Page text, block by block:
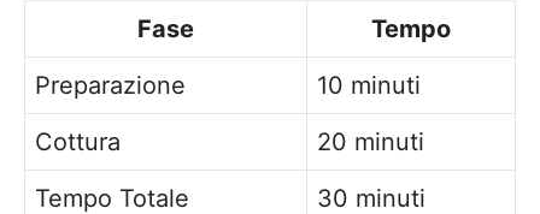
Fase
Tempo
Preparazione
10 minuti
Cottura
20 minuti
Tempo Totale
30 minuti